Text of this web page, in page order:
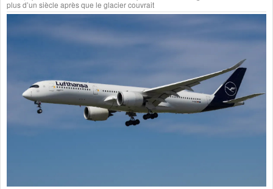
plus d’un siècle après que le glacier couvrait